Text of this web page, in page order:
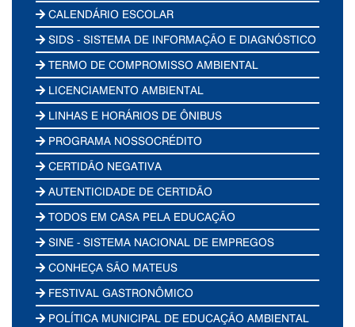
CALENDÁRIO ESCOLAR
SIDS - SISTEMA DE INFORMAÇÃO E DIAGNÓSTICO
TERMO DE COMPROMISSO AMBIENTAL
LICENCIAMENTO AMBIENTAL
LINHAS E HORÁRIOS DE ÔNIBUS
PROGRAMA NOSSOCRÉDITO
CERTIDÃO NEGATIVA
AUTENTICIDADE DE CERTIDÃO
TODOS EM CASA PELA EDUCAÇÃO
SINE - SISTEMA NACIONAL DE EMPREGOS
CONHEÇA SÃO MATEUS
FESTIVAL GASTRONÔMICO
POLÍTICA MUNICIPAL DE EDUCAÇÃO AMBIENTAL